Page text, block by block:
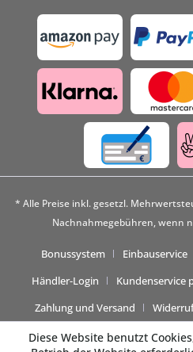
* Alle Preise inkl. gesetzl.
Nachnahmegebühren, wenn
Bonussystem Einbauservice
Händler-Login
Kundenservice
Zahlung und Versand
Diese Website benutzt